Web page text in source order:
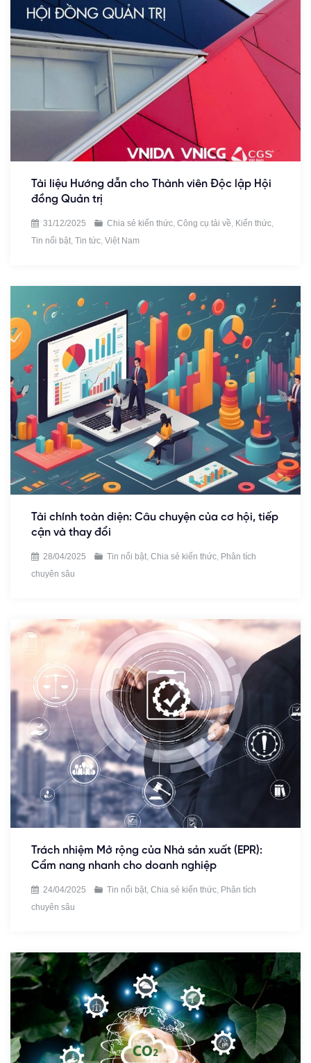
Tài liệu Hướng dẫn cho Thành viên Độc lập Hội
đồng Quản trị
31/12/2025 Chia sẻ kiến thức, Công cụ tải về Kiến thức,
Tin nổi bật Tin tức Việt Nam
Tài chính toàn diện: Câu chuyện của cơ hội, tiếp
cận và thay đổi
28/04/2025 Tin nổi bật, Chia sẻ kiến thức, Phân tích
chuyên sâu
Trách nhiệm Mở rộng của Nhà sản xuất (EPR):
Cẩm nang nhanh cho doanh nghiệp
24/04/2025 Tin nổi bật, Chia sẻ kiến thức, Phân tích
chuyên sâu